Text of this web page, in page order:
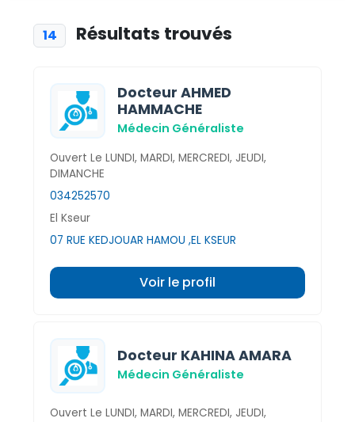
14 Résultats trouvés
Docteur AHMED
HAMMACHE
Médecin Généraliste
Ouvert Le LUNDI, MARDI, MERCREDI, JEUDI,
DIMANCHE
034252570
El Kseur
07 RUE KEDJOUAR HAMOU ,EL KSEUR
Voir le profil
Docteur KAHINA AMARA
Médecin Généraliste
Ouvert Le LUNDI, MARDI, MERCREDI, JEUDI,